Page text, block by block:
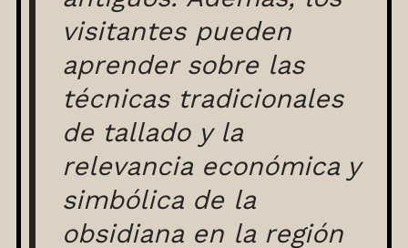
visitantes pueden
aprender sobre las
técnicas tradicionales
de tallado y la
relevancia económica y
simbólica de la
obsidiana en la región